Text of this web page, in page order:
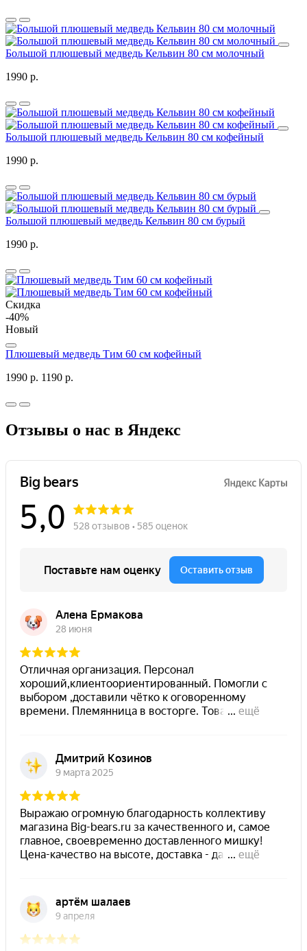
Большой плюшевый медведь Кельвин 80 см молочный
1990 р.
Большой плюшевый медведь Кельвин 80 см кофейный
1990 р.
Большой плюшевый медведь Кельвин 80 см бурый
1990 р.
Скидка
-40%
Новый
Плюшевый медведь Тим 60 см кофейный
1990 р. 1190 р.
Отзывы о нас в Яндекс